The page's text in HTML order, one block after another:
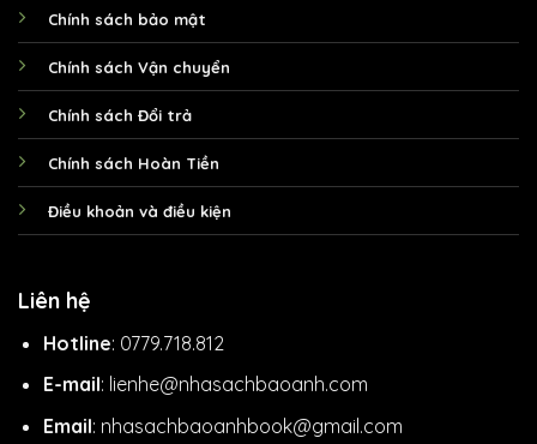
Chính sách bảo mật
Chính sách Vận chuyển
Chính sách Đổi trả
Chính sách Hoàn Tiền
Điều khoản và điều kiện
Liên hệ
Hotline: 0779.718.812
E-mail: lienhe@nhasachbaoanh.com
Email: nhasachbaoanhbook@gmail.com